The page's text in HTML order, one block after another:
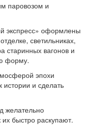
паровозом и
экспресс» оформлены
светильниках,
старинных вагонов и
форму.
эпохи
истории и сделать
желательно
их быстро раскупают.